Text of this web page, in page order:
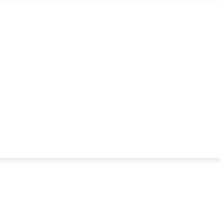
pencadangan penuh, diferensial, dan log
dan mengurangi konsumsi sumber daya,